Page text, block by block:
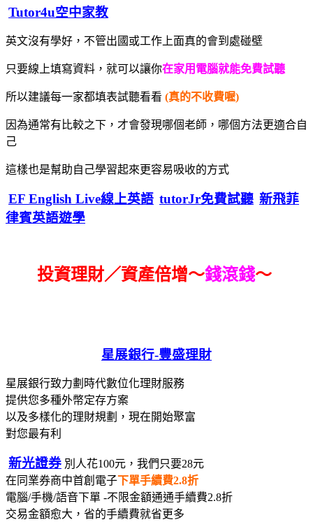
Tutor4u空中家教
英文沒有學好，不管出國或工作上面真的會到處碰壁
只要線上填寫資料，就可以讓你在家用電腦就能免費試聽
所以建議每一家都填表試聽看看 (真的不收費喔)
因為通常有比較之下，才會發現哪個老師，哪個方法更適合自
己
這樣也是幫助自己學習起來更容易吸收的方式
EF English Live線上英語 tutorJr免費試聽 新飛菲
律賓英語遊學
投資理財／資產倍增～錢滾錢～
星展銀行-豐盛理財
星展銀行致力劃時代數位化理財服務
提供您多種外幣定存方案
以及多樣化的理財規劃，現在開始聚富
對您最有利
新光證券 別人花100元，我們只要28元
在同業券商中首創電子下單手續費2.8折
電腦/手機/語音下單 -不限金額通通手續費2.8折
交易金額愈大，省的手續費就省更多